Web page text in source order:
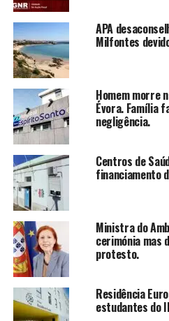
APA
Milfontes
Homem morre
Évora. Família
negligência.
Centros de
financiamento
Ministra do
cerimónia mas
protesto.
Residência
estudantes do